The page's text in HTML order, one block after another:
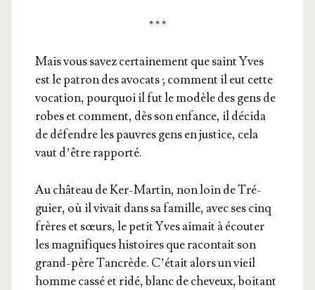
* * *
Mais vous savez cer­tai­ne­ment que saint Yves
est le patron des avo­cats ; com­ment il eut cette
voca­tion, pour­quoi il fut le modèle des gens de
robes et com­ment, dès son enfance, il déci­da
de défendre les pauvres gens en jus­tice, cela
vaut d’être rapporté.
Au châ­teau de Ker-Mar­tin, non loin de Tré­
guier, où il vivait dans sa famille, avec ses cinq
frères et sœurs, le petit Yves aimait à écou­ter
les magni­fiques his­toires que racon­tait son
grand-père Tan­crède. C’é­tait alors un vieil
homme cas­sé et ridé, blanc de che­veux, boi­tant